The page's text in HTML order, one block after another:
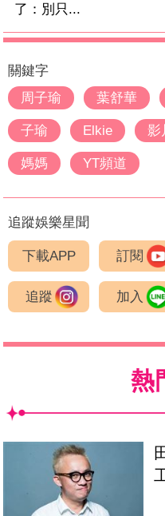
了：別只...
關鍵字
周子瑜
葉舒華
子瑜 Elkie 影
媽媽 YT頻道
追蹤娛樂星聞
下載APP 訂閱
追蹤 加入
熱